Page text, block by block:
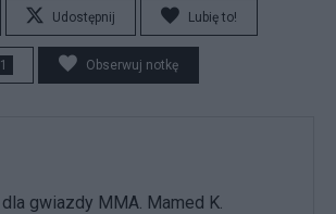
Udostępnij Lubię to!
1 Obserwuj notkę
dla gwiazdy MMA. Mamed K.